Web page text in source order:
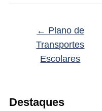
Destaques
← Plano de
Transportes
Escolares